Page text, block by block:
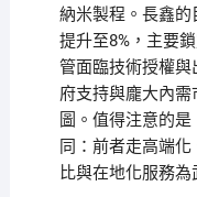
納米製程。長鑫的
提升至8%，主要
管面臨技術授權
府支持與龐大內
圖。值得注意的
同：前者走高端
比與在地化服務為